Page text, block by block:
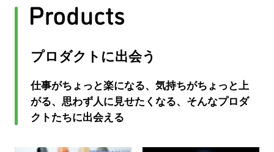
プロダクトに出会う
仕事がちょっと楽になる、気持ちがちょっと上
がる、思わず人に見せたくなる、そんなプロダ
クトたちに出会える